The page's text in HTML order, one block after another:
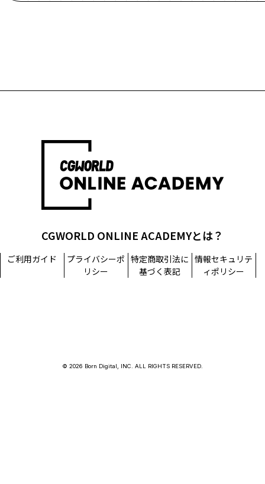
CGWORLD ONLINE ACADEMYとは？
ご利用ガイド
プライバシーポ
リシー
特定商取引法に
基づく表記
情報セキュリテ
ィポリシー
© 2026 Born Digital, INC. ALL RIGHTS RESERVED.